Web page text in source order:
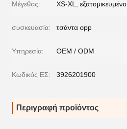
Μέγεθος: XS-XL, εξατομικευμένο
συσκευασία: τσάντα opp
Υπηρεσία: OEM / ODM
Κωδικός ΕΣ: 3926201900
Περιγραφή προϊόντος